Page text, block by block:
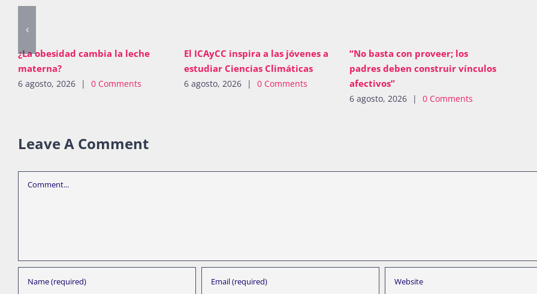
¿La obesidad cambia la leche
materna?
6 agosto, 2026 | 0 Comments
El ICAyCC inspira a las jóvenes a
estudiar Ciencias Climáticas
6 agosto, 2026 | 0 Comments
“No basta con proveer; los
padres deben construir vínculos
afectivos”
6 agosto, 2026 | 0 Comments
Leave A Comment
Comment